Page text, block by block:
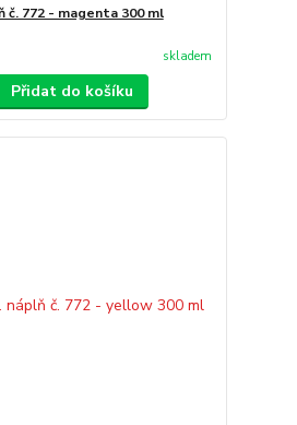
č. 772 - magenta 300 ml
skladem
Přidat do košíku